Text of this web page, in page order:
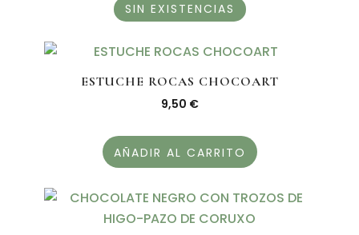
SIN EXISTENCIAS
ESTUCHE ROCAS CHOCOART
9,50 €
AÑADIR AL CARRITO